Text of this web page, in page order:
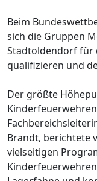
Beim
sich die Gruppen
Stadtoldendorf für
qualifizieren und
Der größte
Brandt, berichtete
vielseitigen